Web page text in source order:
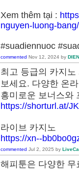
Xem thêm tại :
nguyen-luong-bang/
#suadiennuoc
commented Nov 12, 2024 by
최고 등급의 카지
보세요. 다양한 온
흥미로운 보너스
https://shorturl.at/
라이브 카지노
https://xn--
commented Jul 2, 2025 by
해피툰은 다양한